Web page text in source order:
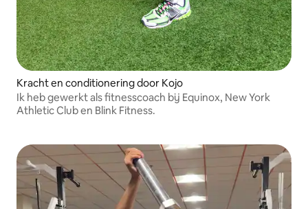
Kracht en conditionering door Kojo
Ik heb gewerkt als fitnesscoach bij Equinox, New York
Athletic Club en Blink Fitness.